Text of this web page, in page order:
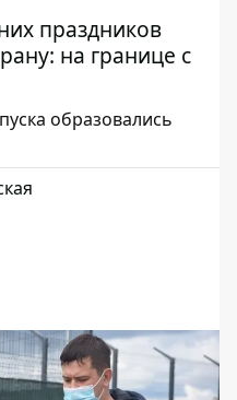
праздников
на границе с
образовались